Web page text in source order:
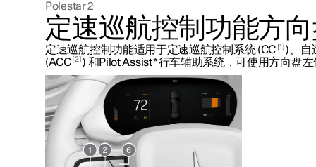
联系我们
极星官方二手车
探索Polestar 3
联系我们
公共充电
家庭充电
车主服务
新闻
注册新闻
（在新窗
Polestar 2
定速巡航控制功能方
定速巡航控制功能适用于定速巡航控制系统 (CC 1 )、自
(ACC 2 ) 和Pilot Assist*行车辅助系统，可使用方向盘